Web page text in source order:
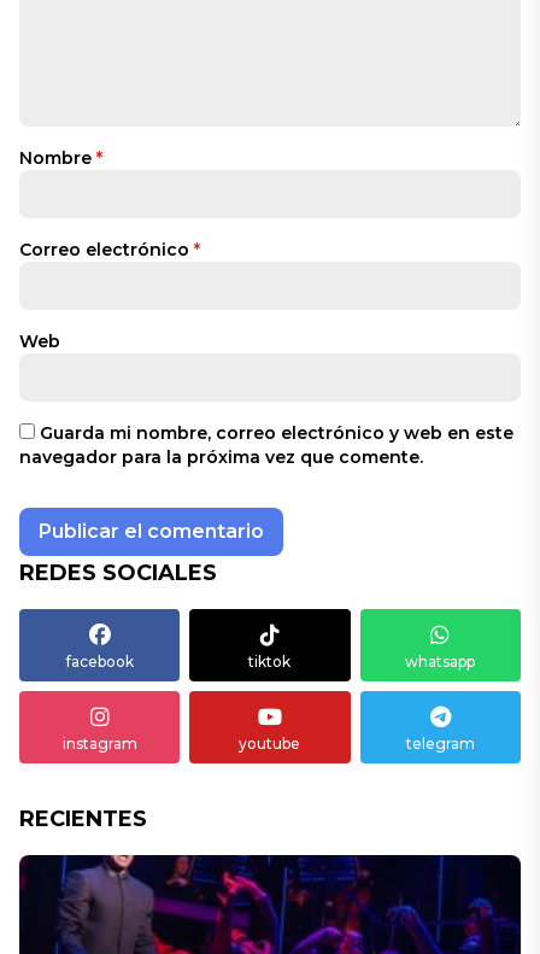
Nombre *
Correo electrónico *
Web
Guarda mi nombre, correo electrónico y web en este
navegador para la próxima vez que comente.
REDES SOCIALES
facebook tiktok whatsapp
instagram youtube telegram
RECIENTES